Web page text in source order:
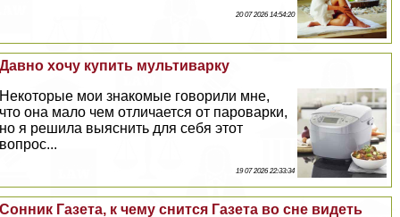
20 07 2026 14:54:20
Давно хочу купить мультиварку
Некоторые мои знакомые говорили мне,
что она мало чем отличается от пароварки,
но я решила выяснить для себя этот
вопрос...
19 07 2026 22:33:34
Сонник Газета, к чему снится Газета во сне видеть